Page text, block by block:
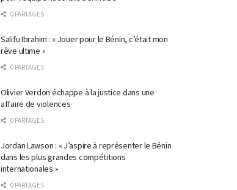
0 PARTAGES
Salifu Ibrahim : « Jouer pour le Bénin, c’était mon
rêve ultime »
0 PARTAGES
Olivier Verdon échappe à la justice dans une
affaire de violences
0 PARTAGES
Jordan Lawson : « J’aspire à représenter le Bénin
dans les plus grandes compétitions
internationales »
0 PARTAGES